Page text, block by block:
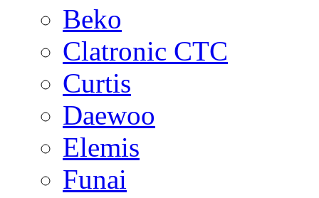
Beko
Clatronic CTC
Curtis
Daewoo
Elemis
Funai